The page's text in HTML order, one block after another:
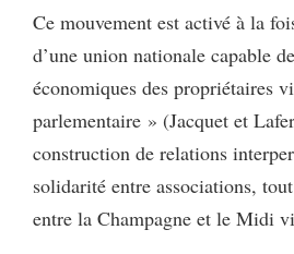
Ce mouvement est activé à la
d’une union nationale capable
économiques des propriétaires
parlementaire » (Jacquet et
construction de relations
solidarité entre associations,
entre la Champagne et le Midi